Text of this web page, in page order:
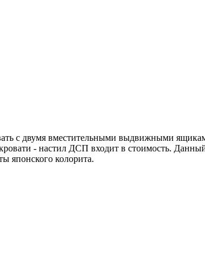
с двумя вместительными выдвижными
- настил ДСП входит в стоимость.
японского колорита.